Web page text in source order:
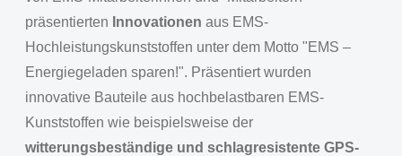
präsentierten Innovationen aus EMS-
Hochleistungskunststoffen unter dem Motto "EMS –
Energiegeladen sparen!". Präsentiert wurden
innovative Bauteile aus hochbelastbaren EMS-
Kunststoffen wie beispielsweise der
witterungsbeständige und schlagresistente GPS-